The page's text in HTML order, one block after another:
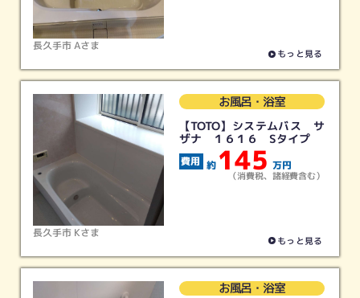
お好みのカテゴリーをクリック
リフォーム
リフォーム
リフォーム
洗面
リフォーム
長久手市 Aさま
もっと見る
長久手市 Kさま
お風呂・浴室
【TOTO】システムバス サ
ザナ １６１６ Sタイプ
約 145 万円
（消費税、諸経費含む）
もっと見る
お風呂・浴室